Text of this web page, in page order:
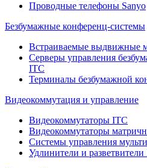
Проводные телефоны Sanyo
Безбумажные конференц-системы
Встраиваемые выдвижные
Серверы управления
ITC
Терминалы безбумажной
Видеокоммутация и управление
Видеокоммутаторы ITC
Видеокоммутаторы
Системы управления
Удлинители и